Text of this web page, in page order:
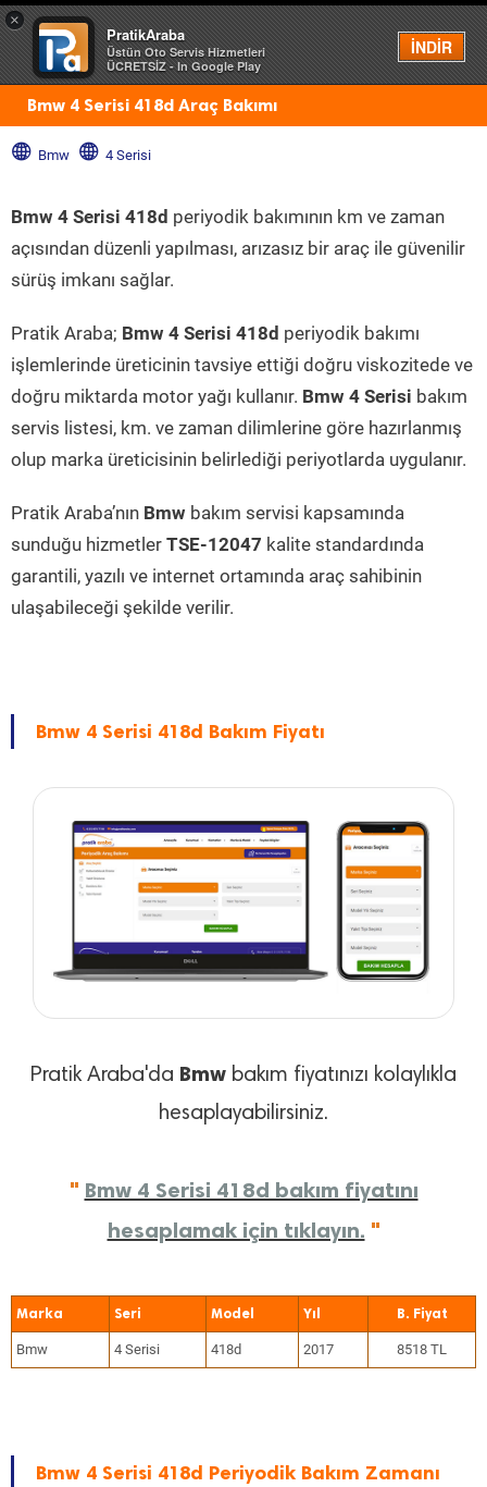
×
PratikAraba
Üstün Oto Servis Hizmetleri
ÜCRETSİZ - In Google Play
İNDİR
Menü
Bmw 4 Serisi 418d Araç Bakımı
Bmw 4 Serisi
Bmw 4 Serisi 418d periyodik bakımının km ve zaman
açısından düzenli yapılması, arızasız bir araç ile güvenilir
sürüş imkanı sağlar.
Pratik Araba; Bmw 4 Serisi 418d periyodik bakımı
işlemlerinde üreticinin tavsiye ettiği doğru viskozitede ve
doğru miktarda motor yağı kullanır. Bmw 4 Serisi bakım
servis listesi, km. ve zaman dilimlerine göre hazırlanmış
olup marka üreticisinin belirlediği periyotlarda uygulanır.
Pratik Araba’nın Bmw bakım servisi kapsamında
sunduğu hizmetler TSE-12047 kalite standardında
garantili, yazılı ve internet ortamında araç sahibinin
ulaşabileceği şekilde verilir.
Bmw 4 Serisi 418d Bakım Fiyatı
Pratik Araba'da Bmw bakım fiyatınızı kolaylıkla
hesaplayabilirsiniz.
" Bmw 4 Serisi 418d bakım fiyatını
hesaplamak için tıklayın. "
Marka Seri Model Yıl
Bmw 4 Serisi 418d 2017 8518 TL
Bmw 4 Serisi 418d Periyodik Bakım Zamanı